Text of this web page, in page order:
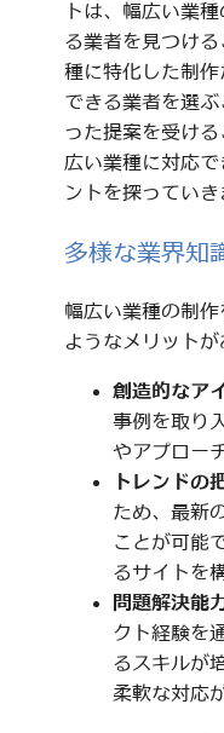
トは、幅広い業
る業者を見つけ
種に特化した制
できる業者を選
った提案を受け
広い業種に対応
ントを探っていき
多様な業界知
幅広い業種の制
ようなメリットが
創造的なア
事例を取り
やアプロー
トレンドの
ため、最新
ことが可能
るサイトを
問題解決能
クト経験を
るスキルが
柔軟な対応